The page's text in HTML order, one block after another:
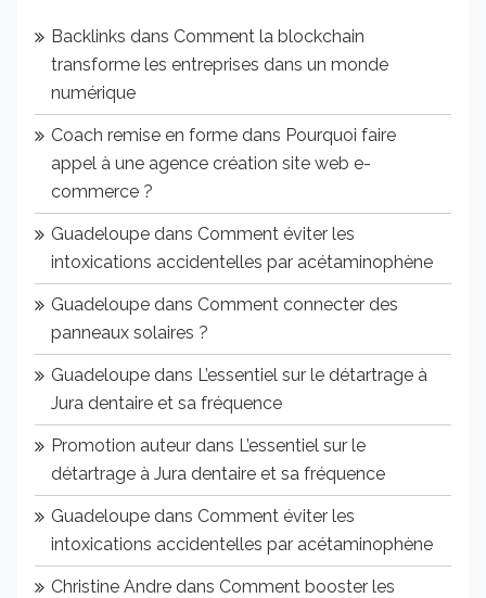
Backlinks dans Comment la blockchain
transforme les entreprises dans un monde
numérique
Coach remise en forme dans Pourquoi faire
appel à une agence création site web e-
commerce ?
Guadeloupe dans Comment éviter les
intoxications accidentelles par acétaminophène
Guadeloupe dans Comment connecter des
panneaux solaires ?
Guadeloupe dans L’essentiel sur le détartrage à
Jura dentaire et sa fréquence
Promotion auteur dans L’essentiel sur le
détartrage à Jura dentaire et sa fréquence
Guadeloupe dans Comment éviter les
intoxications accidentelles par acétaminophène
Christine Andre dans Comment booster les